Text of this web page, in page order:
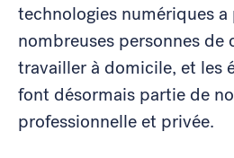
technologies numériques a
nombreuses personnes de
travailler à domicile, et les
font désormais partie de
professionnelle et privée.